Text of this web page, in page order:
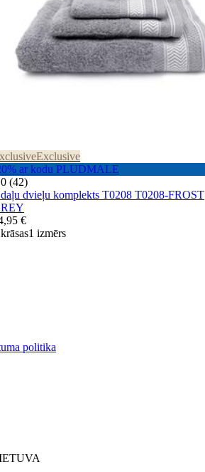
Exclusive
ar kodu PLUDMALE
(42)
dvieļu komplekts T0208 T0208-FROST
€
1 izmērs
politika